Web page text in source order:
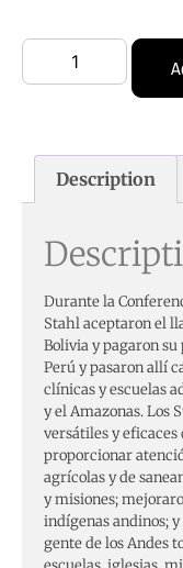
Description
Durante la
Stahl aceptaron el
Bolivia y pagaron
Perú y pasaron allí
clínicas y escuelas
y el Amazonas. Los
versátiles y eficaces
proporcionar
agrícolas y de
y misiones;
indígenas andinos;
gente de los Andes